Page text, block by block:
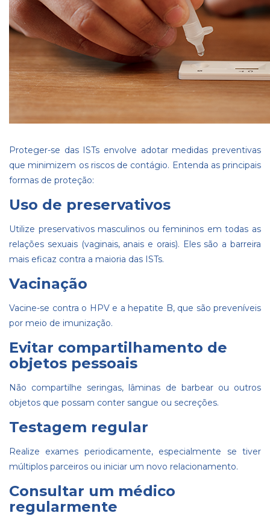
Proteger-se das ISTs envolve adotar medidas preventivas
que minimizem os riscos de contágio. Entenda as principais
formas de proteção:
Uso de preservativos
Utilize preservativos masculinos ou femininos em todas as
relações sexuais (vaginais, anais e orais). Eles são a barreira
mais eficaz contra a maioria das ISTs.
Vacinação
Vacine-se contra o HPV e a hepatite B, que são preveníveis
por meio de imunização.
Evitar compartilhamento de
objetos pessoais
Não compartilhe seringas, lâminas de barbear ou outros
objetos que possam conter sangue ou secreções.
Testagem regular
Realize exames periodicamente, especialmente se tiver
múltiplos parceiros ou iniciar um novo relacionamento.
Consultar um médico
regularmente